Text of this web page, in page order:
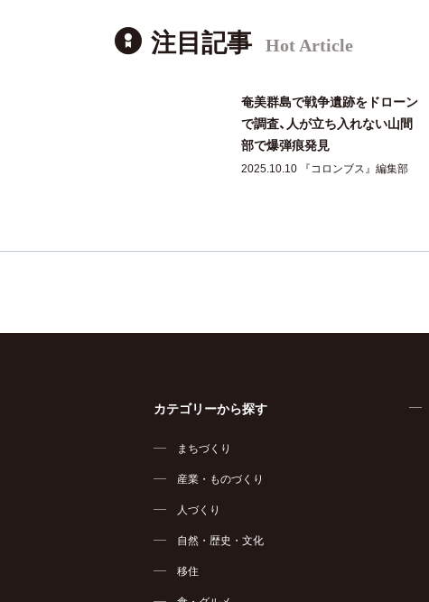
注目記事 Hot Article
奄美群島で戦争遺跡をドローン
で調査、人が立ち入れない山間
部で爆弾痕発見
2025.10.10 『コロンブス』編集部
カテゴリーから探す
まちづくり
産業・ものづくり
人づくり
自然・歴史・文化
移住